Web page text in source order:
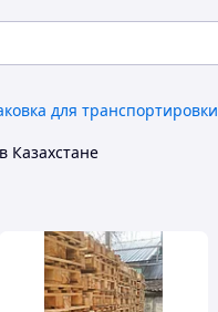
для транспортировки
в Казахстане